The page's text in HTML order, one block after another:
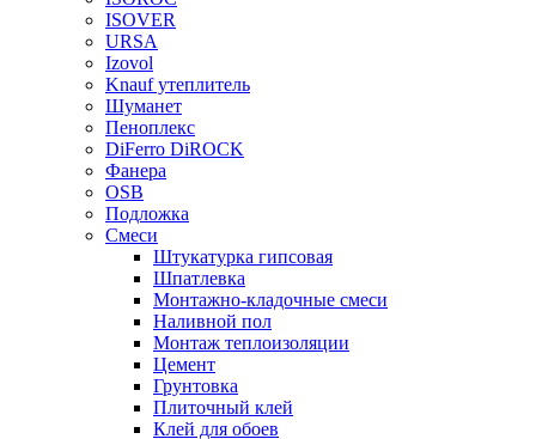
ISOVER
URSA
Izovol
Knauf утеплитель
Шуманет
Пеноплекс
DiFerro DiROCK
Фанера
OSB
Подложка
Смеси
Штукатурка гипсовая
Шпатлевка
Монтажно-кладочные смеси
Наливной пол
Монтаж теплоизоляции
Цемент
Грунтовка
Плиточный клей
Клей для обоев